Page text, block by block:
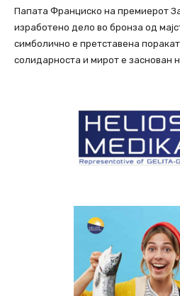
Папата Франциско на премиерот
изработено дело во бронза од
симболично е претставена
солидарноста и мирот е заснован